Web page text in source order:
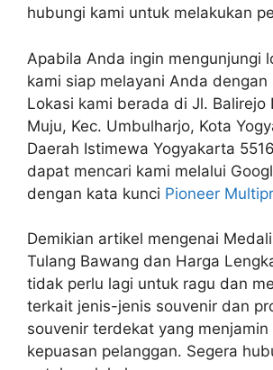
hubungi kami untuk melakukan
Apabila Anda ingin mengunjungi
kami siap melayani Anda dengan
Lokasi kami berada di Jl. Balirejo
Muju, Kec. Umbulharjo, Kota
Daerah Istimewa Yogyakarta
dapat mencari kami melalui
dengan kata kunci Pioneer
Demikian artikel mengenai
Tulang Bawang dan Harga
tidak perlu lagi untuk ragu dan
terkait jenis-jenis souvenir dan
souvenir terdekat yang
kepuasan pelanggan. Segera